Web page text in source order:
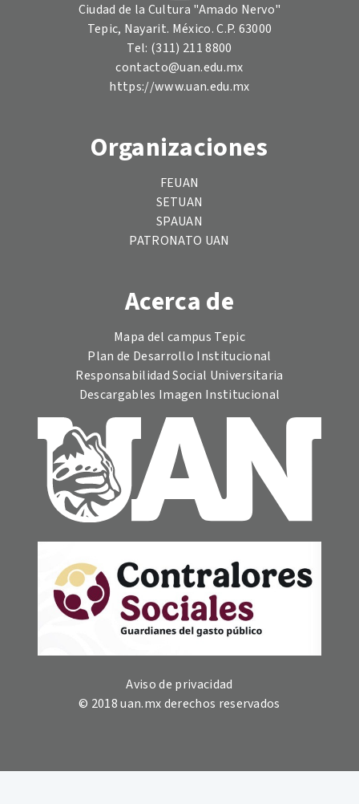
Ciudad de la Cultura "Amado Nervo"
Tepic, Nayarit. México. C.P. 63000
Tel: (311) 211 8800
contacto@uan.edu.mx
https://www.uan.edu.mx
Organizaciones
FEUAN
SETUAN
SPAUAN
PATRONATO UAN
Acerca de
Mapa del campus Tepic
Plan de Desarrollo Institucional
Responsabilidad Social Universitaria
Descargables Imagen Institucional
Aviso de privacidad
© 2018 uan.mx derechos reservados